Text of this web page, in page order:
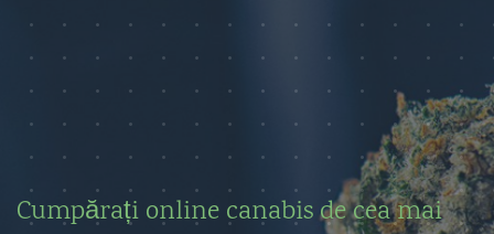
Cumpărați online canabis de cea mai